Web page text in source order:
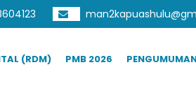
(RDM) PMB 2026